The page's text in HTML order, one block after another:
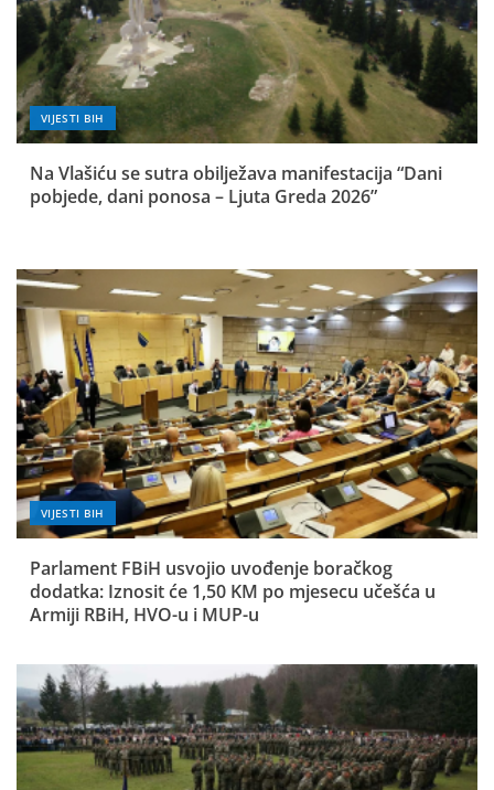
VIJESTI BIH
Na Vlašiću se sutra obilježava manifestacija “Dani
pobjede, dani ponosa – Ljuta Greda 2026”
VIJESTI BIH
Parlament FBiH usvojio uvođenje boračkog
dodatka: Iznosit će 1,50 KM po mjesecu učešća u
Armiji RBiH, HVO-u i MUP-u